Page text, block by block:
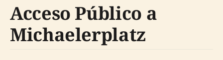
Acceso Público a
Michaelerplatz